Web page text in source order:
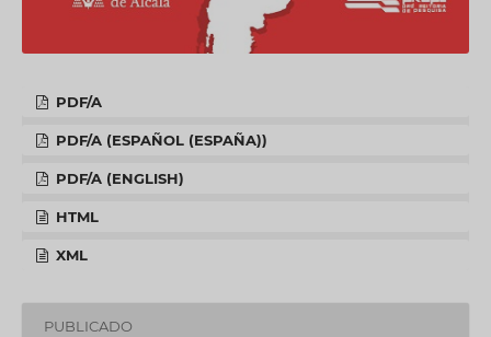
PDF/A
PDF/A (ESPAÑOL (ESPAÑA))
PDF/A (ENGLISH)
HTML
XML
PUBLICADO